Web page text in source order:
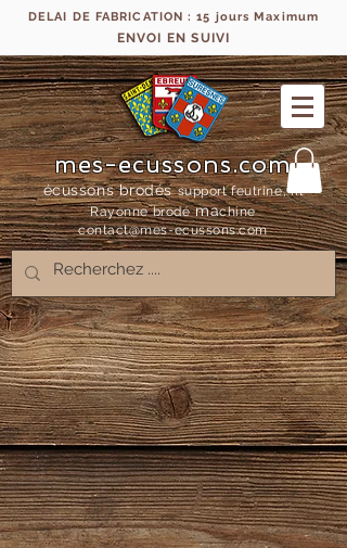
DELAI DE FABRICATION : 15 jours Maximum
ENVOI EN SUIVI
mes-ecussons.com
écussons brodés support feutrine, fil
Rayonne brodémachine
contact@mes-ecussons.com